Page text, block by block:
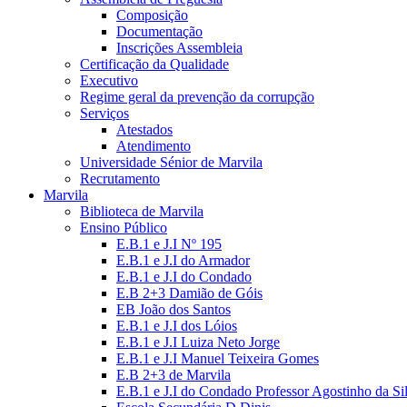
Composição
Documentação
Inscrições Assembleia
Certificação da Qualidade
Executivo
Regime geral da prevenção da corrupção
Serviços
Atestados
Atendimento
Universidade Sénior de Marvila
Recrutamento
Marvila
Biblioteca de Marvila
Ensino Público
E.B.1 e J.I Nº 195
E.B.1 e J.I do Armador
E.B.1 e J.I do Condado
E.B 2+3 Damião de Góis
EB João dos Santos
E.B.1 e J.I dos Lóios
E.B.1 e J.I Luiza Neto Jorge
E.B.1 e J.I Manuel Teixeira Gomes
E.B 2+3 de Marvila
E.B.1 e J.I do Condado Professor Agostinho da